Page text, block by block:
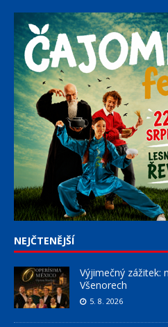
NEJČTENĚJŠÍ
Výjimečný zážitek:
Všenorech
5. 8. 2026